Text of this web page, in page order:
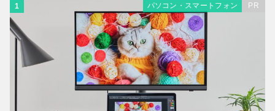
1 パソコン・スマートフォン PR